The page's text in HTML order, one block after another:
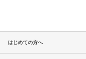
はじめての方へ